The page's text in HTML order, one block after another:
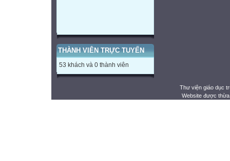
THÀNH VIÊN TRỰC TUYẾN
53 khách và 0 thành viên
Thư viện giáo dục
Website được